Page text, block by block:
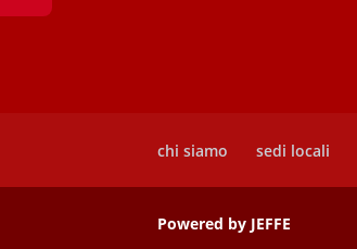
chi siamo sedi locali
Powered by JEFFE